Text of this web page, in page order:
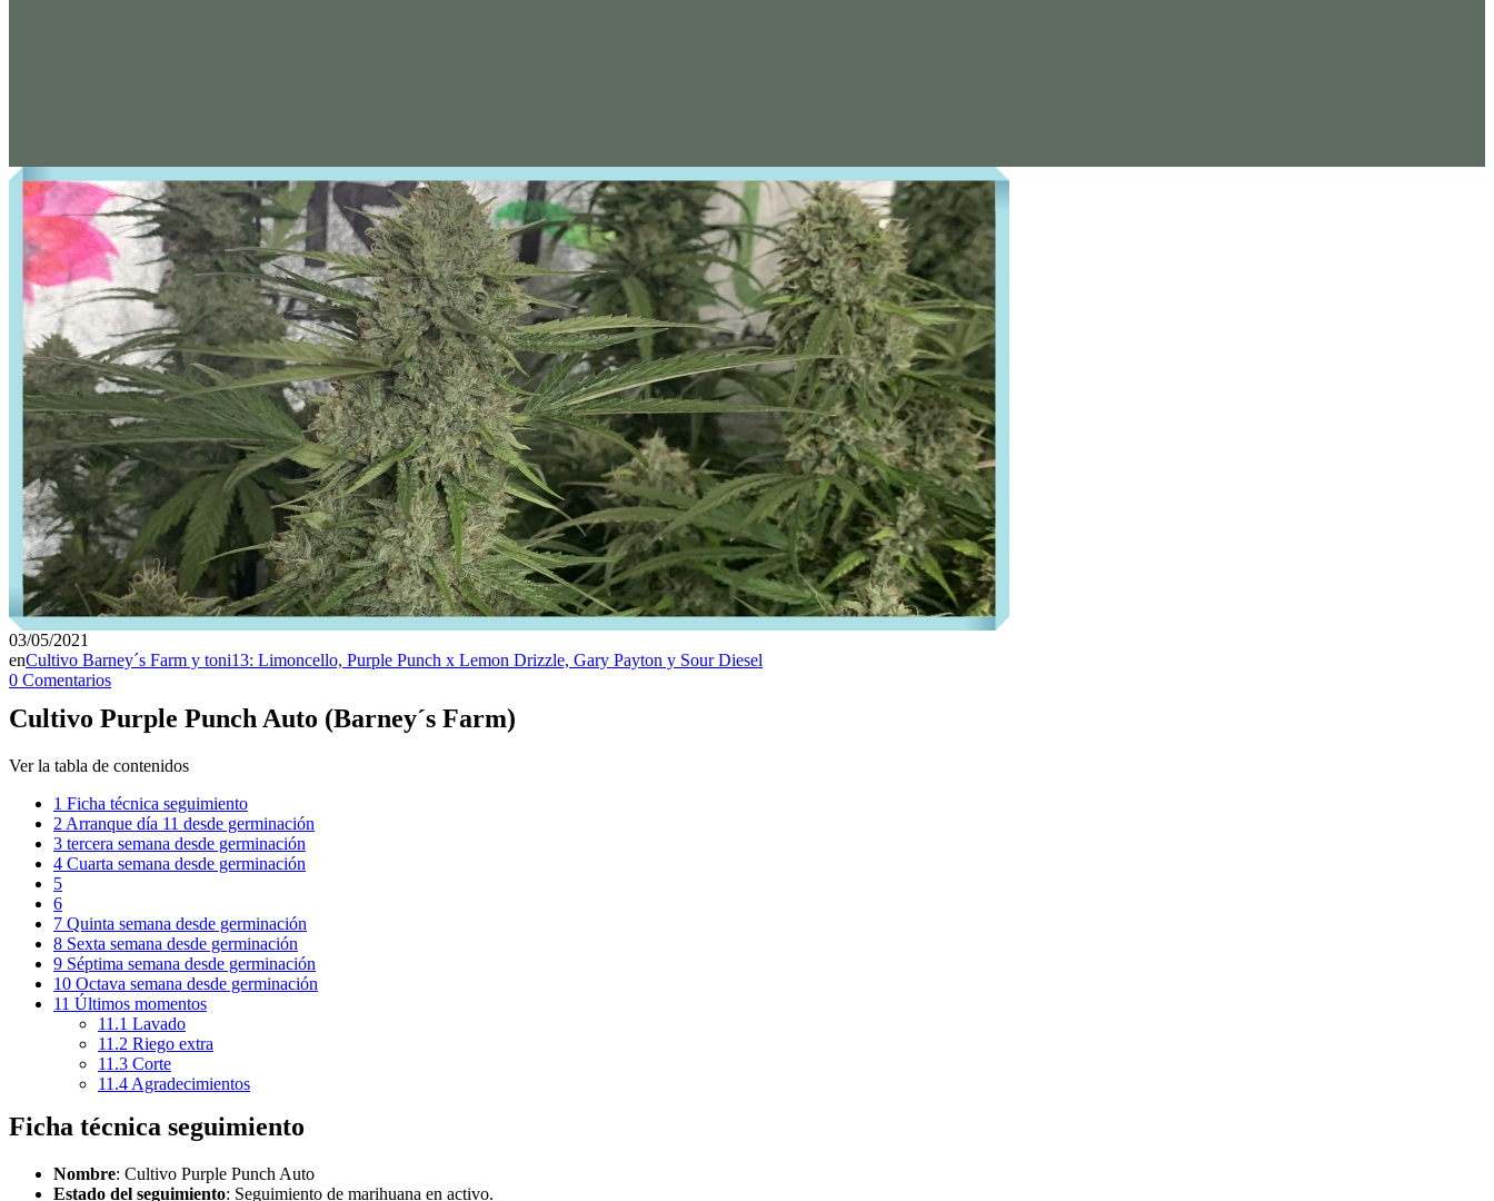
03/05/2021
enCultivo Barney´s Farm y toni13: Limoncello, Purple Punch x Lemon Drizzle, Gary Payton y Sour Diesel
0 Comentarios
Cultivo Purple Punch Auto (Barney´s Farm)
Ver la tabla de contenidos
1 Ficha técnica seguimiento
2 Arranque día 11 desde germinación
3 tercera semana desde germinación
4 Cuarta semana desde germinación
5
6
7 Quinta semana desde germinación
8 Sexta semana desde germinación
9 Séptima semana desde germinación
10 Octava semana desde germinación
11 Últimos momentos
11.1 Lavado
11.2 Riego extra
11.3 Corte
11.4 Agradecimientos
Ficha técnica seguimiento
Nombre: Cultivo Purple Punch Auto
Estado del seguimiento: Seguimiento de marihuana en activo.